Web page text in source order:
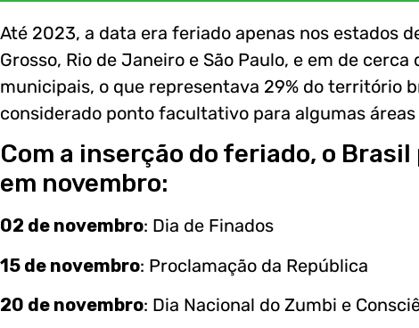
Até 2023, a data era feriado apenas nos estados
Grosso, Rio de Janeiro e São Paulo, e em de
municipais, o que representava 29% do território
considerado ponto facultativo para algumas
Com a inserção do feriado, o
em novembro:
02 de novembro: Dia de Finados
15 de novembro: Proclamação da República
20 de novembro: Dia Nacional do Zumbi e